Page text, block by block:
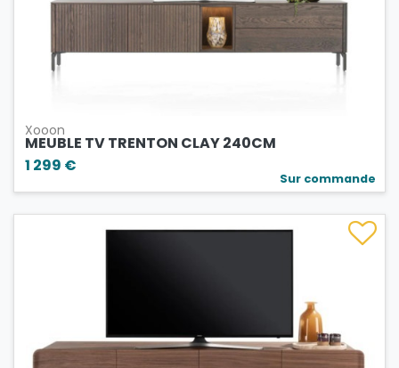
Xooon
MEUBLE TV TRENTON CLAY 240CM
1 299 €
Sur commande